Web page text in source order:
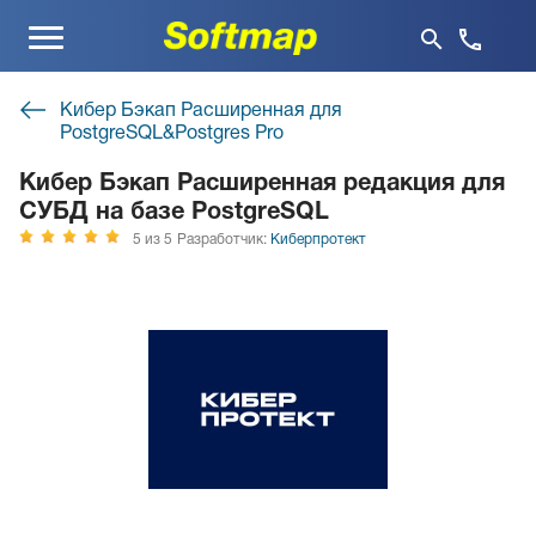
Меню
Кибер Бэкап Расширенная для
PostgreSQL&Postgres Pro
Кибер Бэкап Расширенная редакция для
СУБД на базе PostgreSQL
5 из 5 Разработчик: Киберпротект